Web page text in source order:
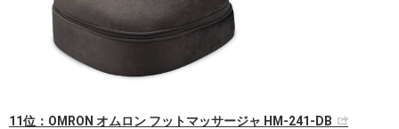
11位：OMRON オムロン フットマッサージャ HM-241-DB